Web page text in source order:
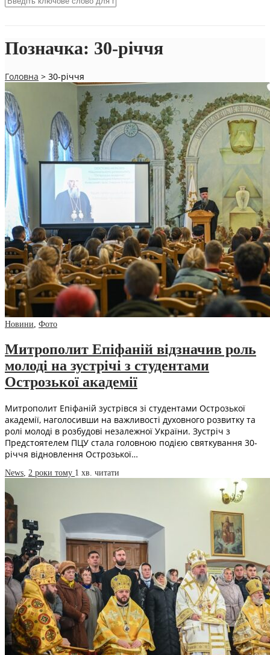
Позначка: 30-річчя
Головна > 30-річчя
Новини, Фото
Митрополит Епіфаній відзначив роль
молоді на зустрічі з студентами
Острозької академії
Митрополит Епіфаній зустрівся зі студентами Острозької
академії, наголосивши на важливості духовного розвитку та
ролі молоді в розбудові незалежної України. Зустріч з
Предстоятелем ПЦУ стала головною подією святкування 30-
річчя відновлення Острозької…
News, 2 роки тому 1 хв. читати